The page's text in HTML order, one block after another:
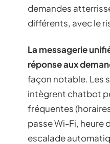
demandes
différents, avec le
La messagerie
réponse aux
façon notable. Les
intègrent chatbot
fréquentes
passe Wi-Fi, heure
escalade